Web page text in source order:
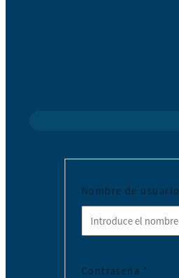
Nombre de usuario
Contraseña *